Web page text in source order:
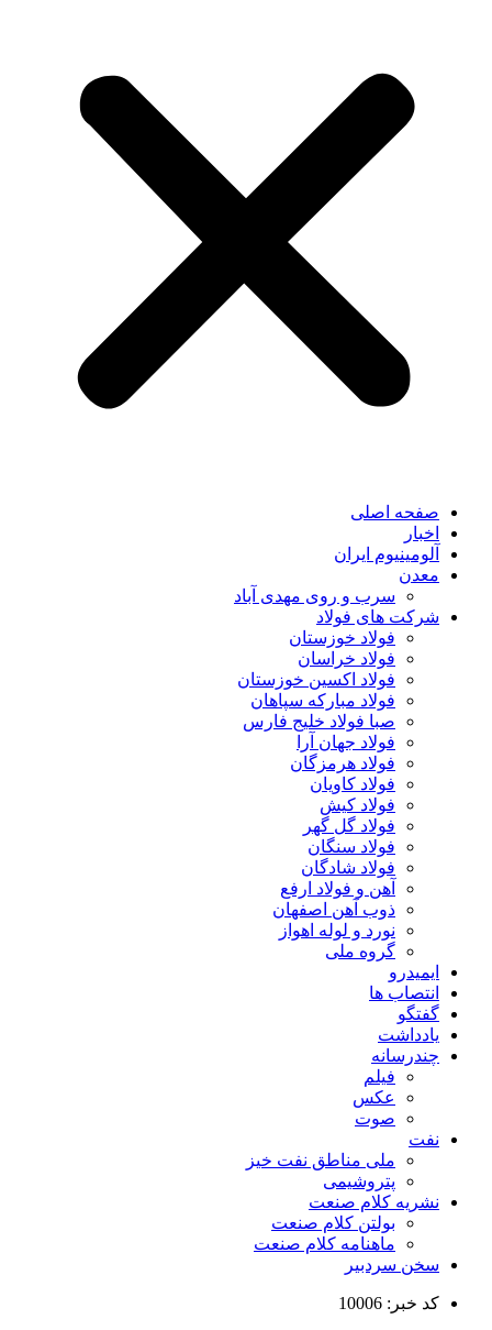
صفحه اصلی
اخبار
آلومینیوم ایران
معدن
سرب و روی مهدی آباد
شرکت های فولاد
فولاد خوزستان
فولاد خراسان
فولاد اکسین خوزستان
فولاد مبارکه سپاهان
صبا فولاد خلیج فارس
فولاد جهان آرا
فولاد هرمزگان
فولاد کاویان
فولاد کیش
فولاد گل گهر
فولاد سنگان
فولاد شادگان
آهن و فولاد ارفع
ذوب آهن اصفهان
نورد و لوله اهواز
گروه ملی
ایمیدرو
انتصاب ها
گفتگو
یادداشت
چندرسانه
فیلم
عکس
صوت
نفت
ملی مناطق نفت خیز
پتروشیمی
نشریه کلام صنعت
بولتن کلام صنعت
ماهنامه کلام صنعت
سخن سردبیر
کد خبر: 10006